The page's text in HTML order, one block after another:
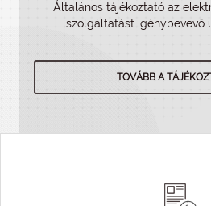
Általános tájékoztató az
szolgáltatást igénybevevő
TOVÁBB A